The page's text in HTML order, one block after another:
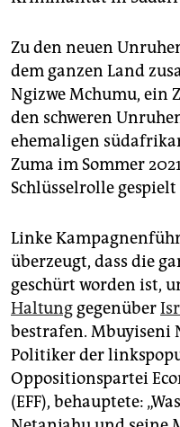
Zu den neuen
dem ganzen Land
Ngizwe Mchumu, ein
den schweren
ehemaligen
Zuma im Sommer
Schlüsselrolle
Linke
überzeugt, dass die
geschürt worden ist,
Haltung gegenüber
bestrafen. Mbuyiseni
Politiker der
Oppositionspartei
(EFF), behauptete: